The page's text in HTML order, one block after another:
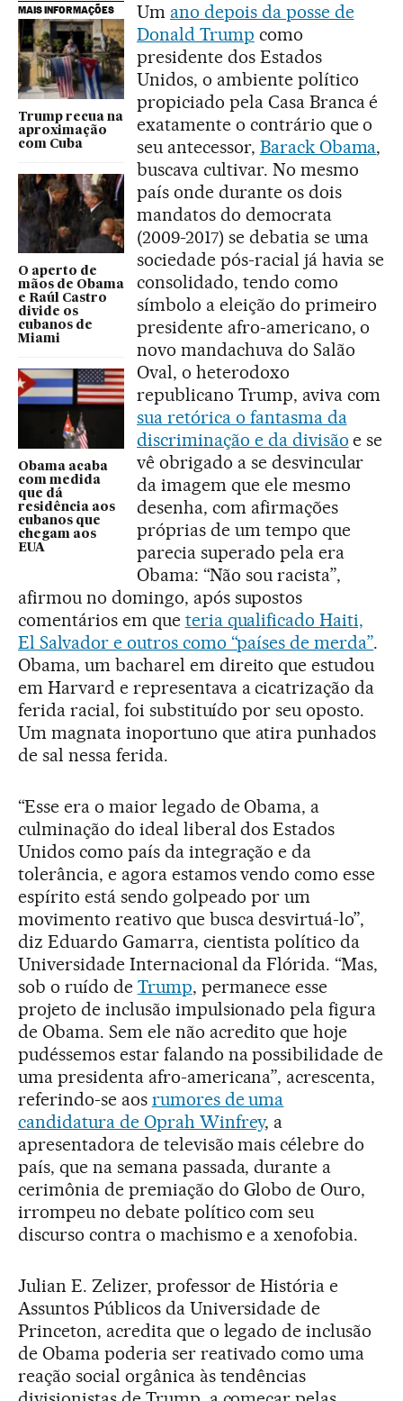
MAIS INFORMAÇÕES
Trump recua na
aproximação
com Cuba
O aperto de
mãos de Obama
e Raúl Castro
divide os
cubanos de
Miami
Obama acaba
com medida
que dá
residência aos
cubanos que
chegam aos
EUA
Um ano depois da posse de
Donald Trump como
presidente dos Estados
Unidos, o ambiente político
propiciado pela Casa Branca é
exatamente o contrário que o
seu antecessor, Barack Obama,
buscava cultivar. No mesmo
país onde durante os dois
mandatos do democrata
(2009-2017) se debatia se uma
sociedade pós-racial já havia se
consolidado, tendo como
símbolo a eleição do primeiro
presidente afro-americano, o
novo mandachuva do Salão
Oval, o heterodoxo
republicano Trump, aviva com
sua retórica o fantasma da
discriminação e da divisão e se
vê obrigado a se desvincular
da imagem que ele mesmo
desenha, com afirmações
próprias de um tempo que
parecia superado pela era
Obama: “Não sou racista”,
afirmou no domingo, após supostos
comentários em que teria qualificado Haiti,
El Salvador e outros como “países de merda”.
Obama, um bacharel em direito que estudou
em Harvard e representava a cicatrização da
ferida racial, foi substituído por seu oposto.
Um magnata inoportuno que atira punhados
de sal nessa ferida.
“Esse era o maior legado de Obama, a
culminação do ideal liberal dos Estados
Unidos como país da integração e da
tolerância, e agora estamos vendo como esse
espírito está sendo golpeado por um
movimento reativo que busca desvirtuá-lo”,
diz Eduardo Gamarra, cientista político da
Universidade Internacional da Flórida. “Mas,
sob o ruído de Trump, permanece esse
projeto de inclusão impulsionado pela figura
de Obama. Sem ele não acredito que hoje
pudéssemos estar falando na possibilidade de
uma presidenta afro-americana”, acrescenta,
referindo-se aos rumores de uma
candidatura de Oprah Winfrey, a
apresentadora de televisão mais célebre do
país, que na semana passada, durante a
cerimônia de premiação do Globo de Ouro,
irrompeu no debate político com seu
discurso contra o machismo e a xenofobia.
Julian E. Zelizer, professor de História e
Assuntos Públicos da Universidade de
Princeton, acredita que o legado de inclusão
de Obama poderia ser reativado como uma
reação social orgânica às tendências